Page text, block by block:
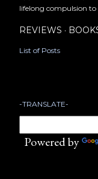
lifelong compulsion to
REVIEWS
List of Posts
-TRANSLATE-
Powered by